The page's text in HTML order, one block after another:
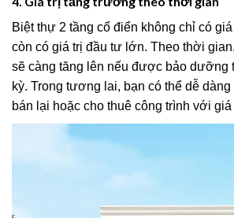
Biệt thự 2 tầng cổ điển không chỉ có
còn có giá trị đầu tư lớn. Theo thời
sẽ càng tăng lên nếu được bảo dưỡng
kỳ. Trong tương lai, bạn có thể dễ
bán lại hoặc cho thuê công trình với giá